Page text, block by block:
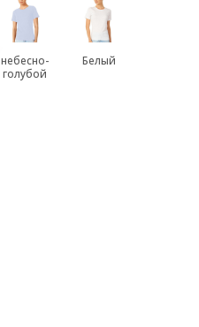
небесно-
голубой
Белый